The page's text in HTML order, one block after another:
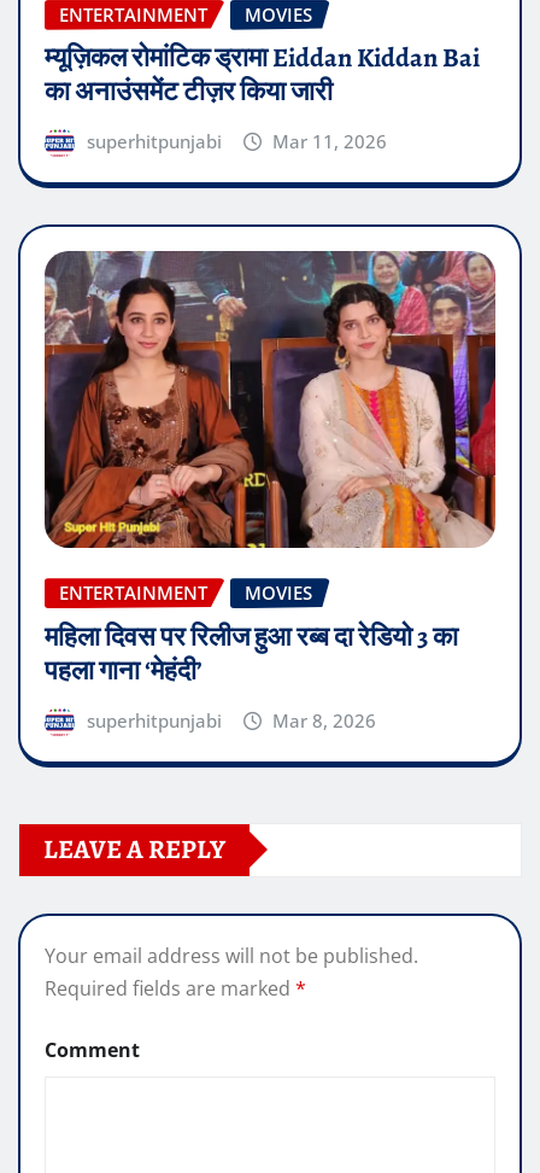
ENTERTAINMENT MOVIES
म्यूज़िकल रोमांटिक ड्रामा Eiddan Kiddan Bai
का अनाउंसमेंट टीज़र किया जारी
superhitpunjabi Mar 11, 2026
ENTERTAINMENT MOVIES
महिला दिवस पर रिलीज हुआ रब्ब दा रेडियो 3 का
पहला गाना ‘मेहंदी’
superhitpunjabi Mar 8, 2026
LEAVE A REPLY
Your email address will not be published.
Required fields are marked *
Comment